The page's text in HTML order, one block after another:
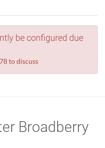
be configured due
to discuss
Broadberry